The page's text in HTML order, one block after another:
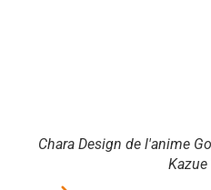
Chara Design de l'anime
Kazue